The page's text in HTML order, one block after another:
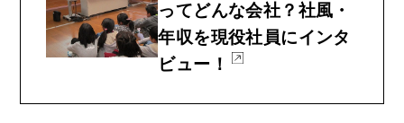
ってどんな会社？社風・
年収を現役社員にインタ
ビュー！